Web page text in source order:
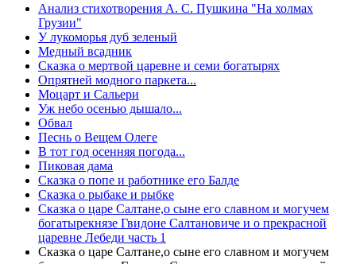
Анализ стихотворения А. С. Пушкина "На холмах
Грузии"
У лукоморья дуб зеленый
Медный всадник
Сказка о мертвой царевне и семи богатырях
Опрятней модного паркета...
Моцарт и Сальери
Уж небо осенью дышало...
Обвал
Песнь о Вещем Олеге
В тот год осенняя погода...
Пиковая дама
Сказка о попе и работнике его Балде
Сказка о рыбаке и рыбке
Сказка о царе Салтане,о сыне его славном и могучем
богатырекнязе Гвидоне Салтановиче и о прекрасной
царевне Лебеди часть 1
Сказка о царе Салтане,о сыне его славном и могучем